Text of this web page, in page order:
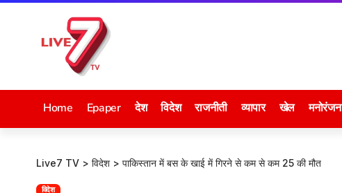
Home Epaper देश विदेश राजनीती व्यापार खेल मनोरंजन
Live7 TV > विदेश > पाकिस्तान में बस के खाई में गिरने से कम से कम 25 की मौत
विदेश